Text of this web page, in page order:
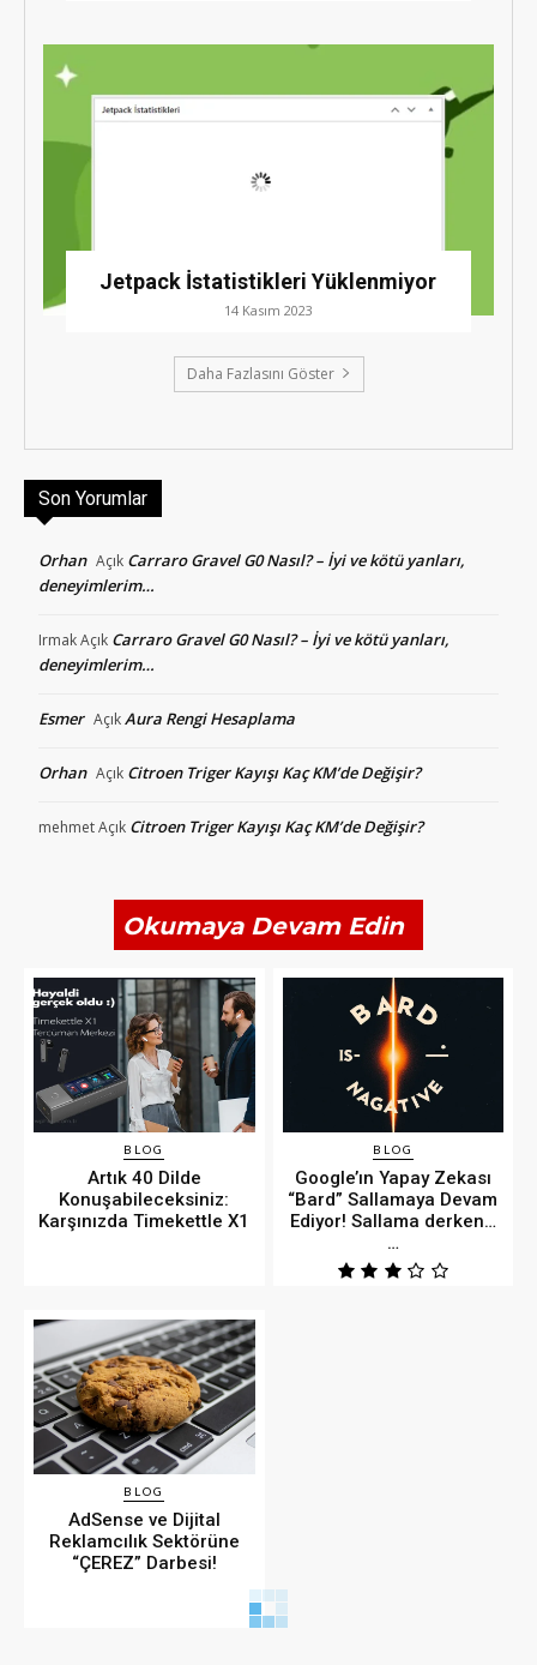
Jetpack İstatistikleri Yüklenmiyor
14 Kasım 2023
Daha Fazlasını Göster
Son Yorumlar
Orhan Açık Carraro Gravel G0 Nasıl? – İyi ve kötü yanları,
deneyimlerim…
IrmakAçık Carraro Gravel G0 Nasıl? – İyi ve kötü yanları,
deneyimlerim…
Esmer AçıkAura Rengi Hesaplama
Orhan Açık Citroen Triger Kayışı Kaç KM’de Değişir?
mehmetAçık Citroen Triger Kayışı Kaç KM’de Değişir?
Okumaya Devam Edin
BLOG
Artık 40 Dilde
Konuşabileceksiniz:
Karşınızda Timekettle X1
BLOG
Google’ın Yapay Zekası
“Bard” Sallamaya Devam
Ediyor! Sallama derken…
…
BLOG
AdSense ve Dijital
Reklamcılık Sektörüne
“ÇEREZ” Darbesi!